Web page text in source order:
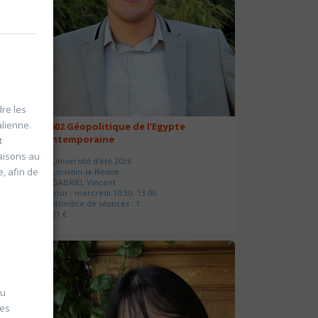
20602 Géopolitique de l'Egypte
contemporaine
Université d'été 2026
Louvain-la-Neuve
GABRIEL Vincent
Jour : mercredi 10:30- 13:00
Nombre de séances : 1
21 €
les
au
afin de